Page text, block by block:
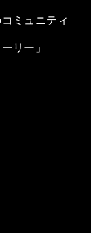
ミュニティ
リー」